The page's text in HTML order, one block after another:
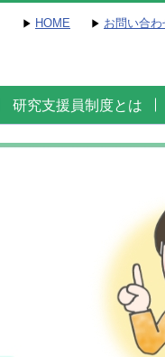
HOME お問い合
研究支援員制度とは